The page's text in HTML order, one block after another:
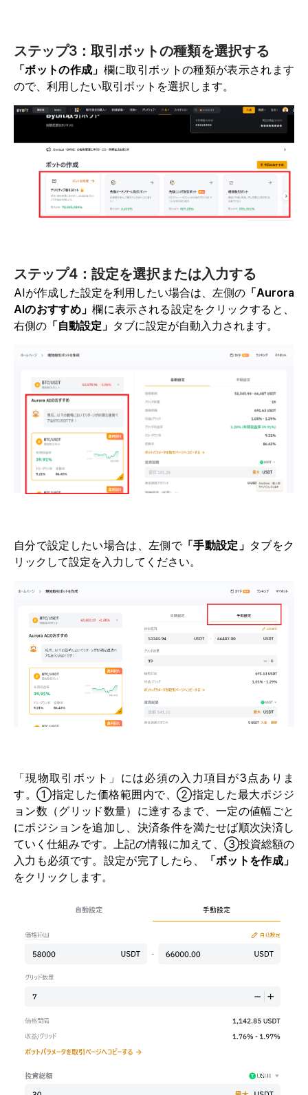
ステップ3：取引ボットの種類を選択する
「ボットの作成」 欄に取引ボットの種類が表示されます
ので、利用したい取引ボットを選択します。
ステップ4：設定を選択または入力する
AIが作成した設定を利用したい場合は、左側の 「Aurora
AIのおすすめ」欄に表示される設定をクリックすると、
右側の 「自動設定」 タブに設定が自動入力されます。
自分で設定したい場合は、左側で「手動設定」 タブをク
リックして設定を入力してください。
「現物取引ボット」には必須の入力項目が3点ありま
す。①指定した価格範囲内で、②指定した最大ポジジ
ョン数（グリッド数量）に達するまで、一定の値幅ごと
にポジションを追加し、決済条件を満たせば順次決済し
ていく仕組みです。上記の情報に加えて、③投資総額の
入力も必須です。設定が完了したら、
「ボットを作成」
をクリックします。